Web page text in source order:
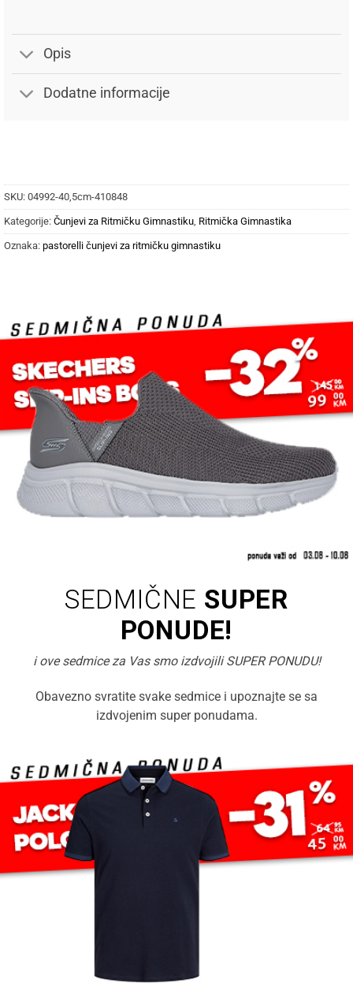
Opis
Dodatne informacije
SKU: 04992-40,5cm-410848
Kategorije: Čunjevi za Ritmičku Gimnastiku Ritmička Gimnastika
Oznaka: pastorelli čunjevi za ritmičku gimnastiku
SEDMIČNE SUPER
PONUDE!
i ove sedmice za Vas smo izdvojili SUPER PONUDU!
Obavezno svratite svake sedmice i upoznajte se sa
izdvojenim super ponudama.